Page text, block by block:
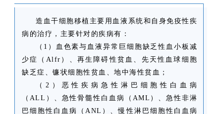
造血干细胞移植主要用血液系统和自身免疫性疾
病的治疗，主要针对的疾病有：
（1）血色素与血液异常巨细胞缺乏性血小板减
少症（Alfr）、再生障碍性贫血、先天性血球细胞
缺乏症、镰状细胞性贫血、地中海性贫血；
（2）恶性疾病急性淋巴细胞性白血病
（ALL）、急性骨髓性白血病（AML）、急性非淋
巴细胞性白血病（ANL）、慢性淋巴细胞性白血病